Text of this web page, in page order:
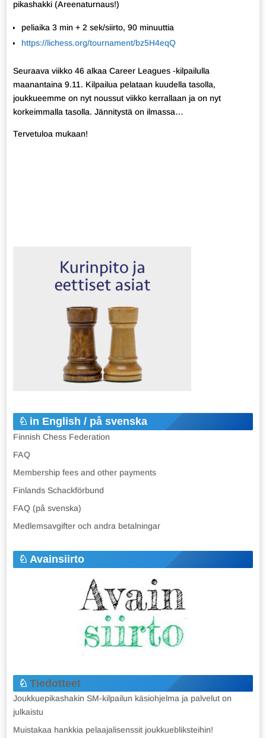
pikashakki (Areenaturnaus!)
peliaika 3 min + 2 sek/siirto, 90 minuuttia
https://lichess.org/tournament/bz5H4eqQ
Seuraava viikko 46 alkaa Career Leagues -kilpailulla
maanantaina 9.11. Kilpailua pelataan kuudella tasolla,
joukkueemme on nyt noussut viikko kerrallaan ja on nyt
korkeimmalla tasolla. Jännitystä on ilmassa…
Tervetuloa mukaan!
in English / på svenska
Finnish Chess Federation
FAQ
Membership fees and other payments
Finlands Schackförbund
FAQ (på svenska)
Medlemsavgifter och andra betalningar
Avainsiirto
Tiedotteet
Joukkuepikashakin SM-kilpailun käsiohjelma ja palvelut on
julkaistu
Muistakaa hankkia pelaajalisenssit joukkuebliksteihin!